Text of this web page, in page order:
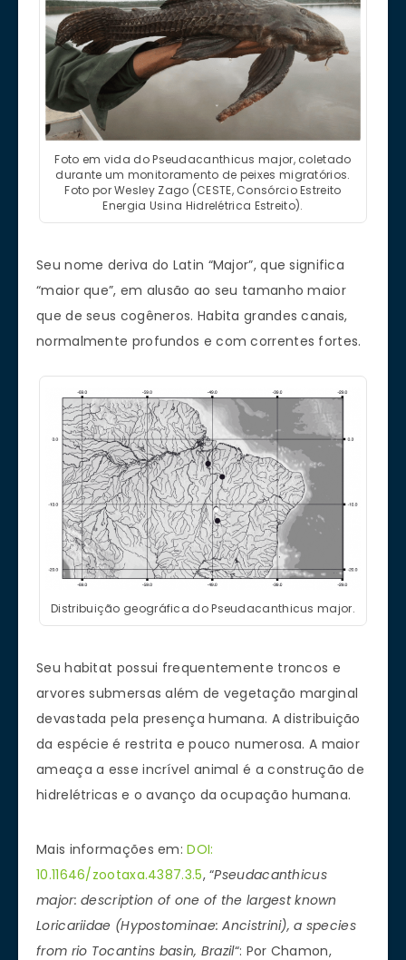
Foto em vida do Pseudacanthicus major, coletado
durante um monitoramento de peixes migratórios.
Foto por Wesley Zago (CESTE, Consórcio Estreito
Energia Usina Hidrelétrica Estreito).
Seu nome deriva do Latin “Major”, que significa
“maior que”, em alusão ao seu tamanho maior
que de seus cogêneros. Habita grandes canais,
normalmente profundos e com correntes fortes.
Distribuição geográfica do Pseudacanthicus major.
Seu habitat possui frequentemente troncos e
arvores submersas além de vegetação marginal
devastada pela presença humana. A distribuição
da espécie é restrita e pouco numerosa. A maior
ameaça a esse incrível animal é a construção de
hidrelétricas e o avanço da ocupação humana.
Mais informações em:DOI:
10.11646/zootaxa.4387.3.5, “Pseudacanthicus
major: description of one of the largest known
Loricariidae (Hypostominae: Ancistrini), a species
from rio Tocantins basin, Brazil“: Por Chamon,